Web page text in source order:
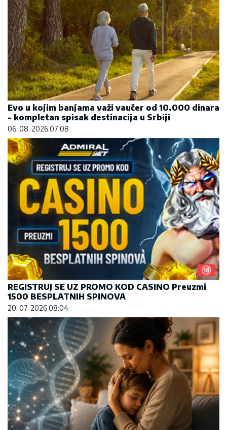
Evo u kojim banjama važi vaučer od 10.000 dinara
- kompletan spisak destinacija u Srbiji
06. 08. 2026 07:08
REGISTRUJ SE UZ PROMO KOD CASINO Preuzmi
1500 BESPLATNIH SPINOVA
20. 07. 2026 08:04